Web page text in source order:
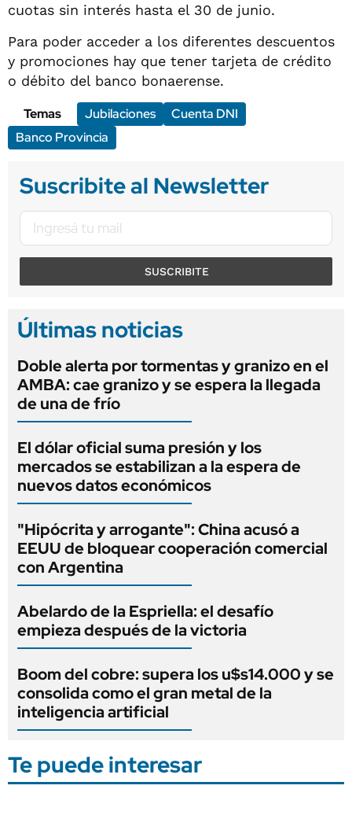
cuotas sin interés hasta el 30 de junio.
Para poder acceder a los diferentes descuentos
y promociones hay que tener tarjeta de crédito
o débito del banco bonaerense.
Temas
Jubilaciones
Cuenta DNI
Banco Provincia
Suscribite al Newsletter
SUSCRIBITE
Últimas noticias
Doble alerta por tormentas y granizo en el
AMBA: cae granizo y se espera la llegada
de una de frío
El dólar oficial suma presión y los
mercados se estabilizan a la espera de
nuevos datos económicos
"Hipócrita y arrogante": China acusó a
EEUU de bloquear cooperación comercial
con Argentina
Abelardo de la Espriella: el desafío
empieza después de la victoria
Boom del cobre: supera los u$s14.000 y se
consolida como el gran metal de la
inteligencia artificial
Te puede interesar